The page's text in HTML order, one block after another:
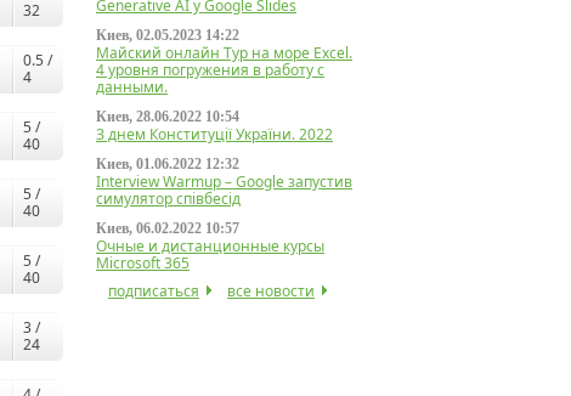
32
0.5 /
4
5 /
40
5 /
40
5 /
40
3 /
24
Generative AI у Google Slides
Киев, 02.05.2023 14:22
Майский онлайн Тур на море Excel.
4 уровня погружения в работу с
данными.
Киев, 28.06.2022 10:54
З днем Конституції України. 2022
Киев, 01.06.2022 12:32
Interview Warmup – Google запустив
симулятор співбесід
Киев, 06.02.2022 10:57
Очные и дистанционные курсы
Microsoft 365
подписаться
все новости